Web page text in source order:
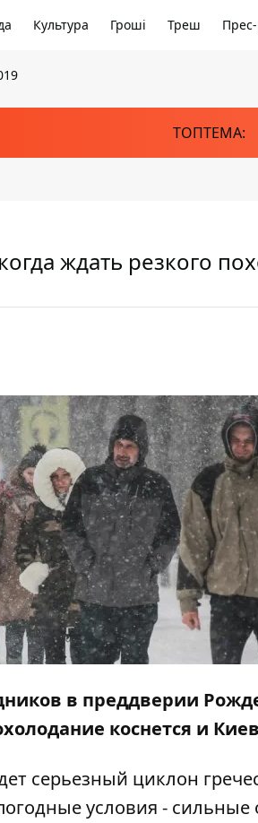
Культура Гроші Треш
ТОПТЕМА:
ждать резкого
в преддверии
коснется и
серьезный циклон
условия - сильные